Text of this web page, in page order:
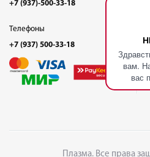
вам.
вас
+7 (937)-500-33-18
Телефоны
+7 (937) 500-33-18
Плазма. Все права